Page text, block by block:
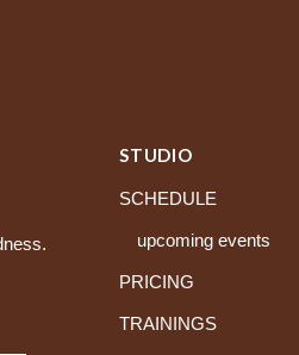
STUDIO
SCHEDULE
upcoming events
PRICING
TRAININGS